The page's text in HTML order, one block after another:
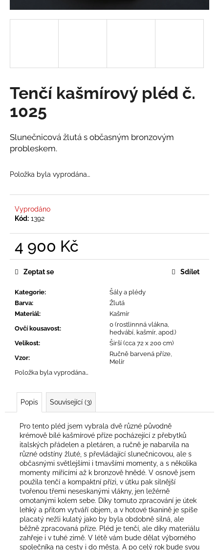
Tenčí kašmírový pléd č.
1025
Slunečnicová žlutá s občasným bronzovým
probleskem.
Položka byla vyprodána…
Vyprodáno
Kód: 1392
4 900 Kč
Měrná
cena:
Kategorie:
Šály a plédy
Barva:
Žlutá
Materiál:
Kašmír
Ovčí kousavost:
0 (rostlinnná vlákna,
hedvábí, kašmír, apod.)
Velikost:
Širší (cca 72 x 200 cm)
Vzor:
Ručně barvená příze,
Melír
Položka byla vyprodána…
Zeptat se Sdílet
Popis Související (3)
Pro tento pléd jsem vybrala dvě různé původně
krémově bílé kašmírové příze pocházející z přebytků
italských přádelen a pletáren, a ručně je nabarvila na
různé odstíny žluté, s převládající slunečnicovou, ale s
občasnými světlejšími i tmavšími momenty, a s několika
momenty mířícími až k bronzově hnědé. V osnově jsem
použila tenčí a kompaktní přízi, v útku pak silnější
tvořenou třemi neseskanými vlákny, jen ležérně
omotanými kolem sebe. Díky tomuto zpracování je útek
lehký a přitom vytváří objem, a v hotové tkanině je spíše
placatý nežli kulatý jako by byla obdobně silná, ale
běžně zpracovaná příze. Pléd je tenčí, ale díky materiálu
zahřeje i v tuhé zimě. V létě vám bude dělat výborného
společníka na cesty i do města. A po celý rok bude svou
a
D
p
u
u
e
e